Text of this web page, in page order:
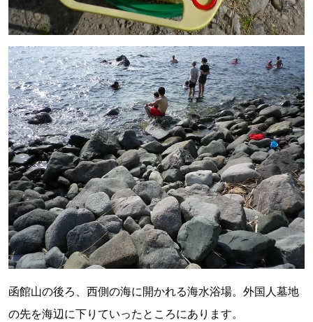
函館山の後ろ、西側の海に開かれる海水浴場。外国人墓地
の先を海辺に下りていったところにあります。